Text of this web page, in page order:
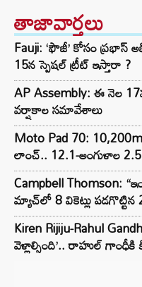
తాజావార్తలు
Fauji: ‘ఫౌజీ’ కోసం ప్రభాస్
15న స్పెషల్ ట్రీట్ ఇస్తారా ?
AP Assembly: ఈ నెల
వర్షాకాల సమావేశాలు
Moto Pad 70:
లాంచ్.. 12.1-అంగుళాల
Campbell Thomson:
మ్యాచ్‌లో 8 వికెట్లు పడగొట్టిన
Kiren Rijiju-Rahul
వెళ్లాల్సింది’.. రాహుల్